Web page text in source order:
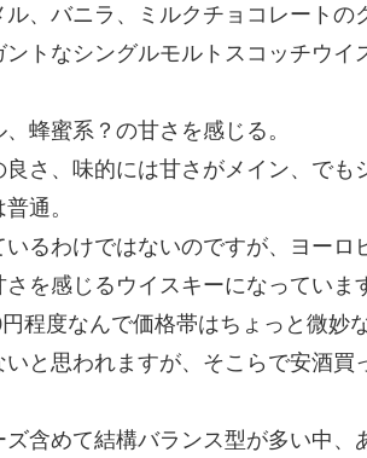
、バニラ、ミルクチョコレートの
トなシングルモルトスコッチウイ
蜂蜜系？の甘さを感じる。
さ、味的には甘さがメイン、で
通。
るわけではないのですが、ヨー
を感じるウイスキーになっていま
程度なんで価格帯はちょっと微妙
と思われますが、そこらで安酒
含めて結構バランス型が多い中、